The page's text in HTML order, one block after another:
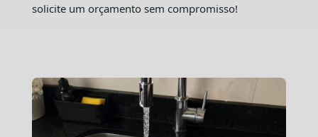
solicite um orçamento sem compromisso!